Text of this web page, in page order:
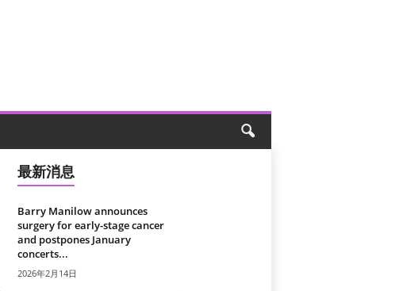
最新消息
Barry Manilow announces
surgery for early-stage cancer
and postpones January
concerts...
2026年2月14日